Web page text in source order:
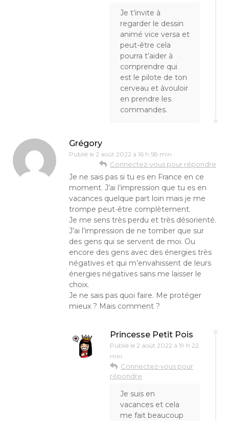
Je t’invite à
regarder le dessin
animé vice versa et
peut-être cela
pourra t’aider à
comprendre qui
est le pilote de ton
cerveau et àvouloir
en prendre les
commandes.
Grégory
Publié le 2 août 2022 à 16 h 58 min
Connectez-vous pour répondre
Je ne sais pas si tu es en France en ce
moment. J’ai l’impression que tu es en
vacances quelque part loin mais je me
trompe peut-être complètement.
Je me sens très perdu et très désorienté.
J’ai l’impression de ne tomber que sur
des gens qui se servent de moi. Ou
encore des gens avec des énergies très
négatives et qui m’envahissent de leurs
énergies négatives sans me laisser le
choix.
Je ne sais pas quoi faire. Me protéger
mieux ? Mais comment ?
Princesse Petit Pois
Publié le 2 août 2022 à 19 h 22
min
Connectez-vous pour
répondre
Je suis en
vacances et cela
me fait beaucoup